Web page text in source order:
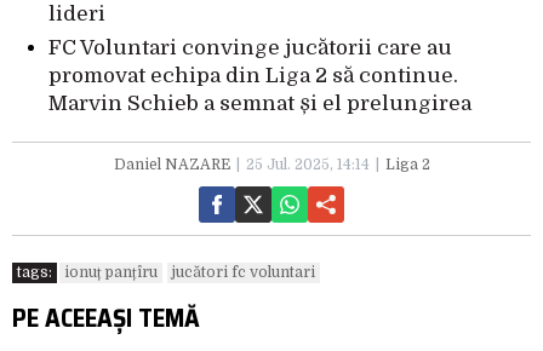
lideri
FC Voluntari convinge jucătorii care au
promovat echipa din Liga 2 să continue.
Marvin Schieb a semnat și el prelungirea
Daniel NAZARE 25 Jul. 2025, 14:14 Liga 2
tags: ionuț panțîru jucători fc voluntari
PE ACEEAȘI TEMĂ